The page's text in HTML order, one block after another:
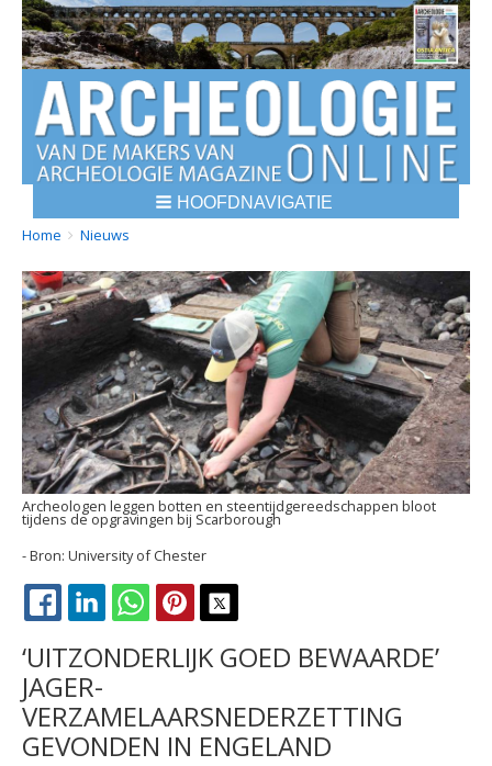
HOOFDNAVIGATIE
BREADCRUMBS
YOU
HERE:
Home Nieuws
Archeologen leggen botten en steentijdgereedschappen bloot
tijdens de opgravingen bij Scarborough
University of Chester
FACEBOOK
LINKEDINWHATSAPPPINTEREST
‘UITZONDERLIJK GOED BEWAARDE’
JAGER-
VERZAMELAARSNEDERZETTING
GEVONDEN IN ENGELAND